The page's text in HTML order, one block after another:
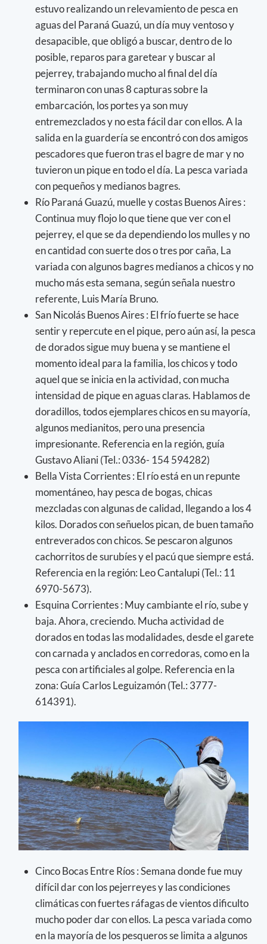
estuvo realizando un relevamiento de pesca en
aguas del Paraná Guazú, un día muy ventoso y
desapacible, que obligó a buscar, dentro de lo
posible, reparos para garetear y buscar al
pejerrey, trabajando mucho al final del día
terminaron con unas 8 capturas sobre la
embarcación, los portes ya son muy
entremezclados y no esta fácil dar con ellos. A la
salida en la guardería se encontró con dos amigos
pescadores que fueron tras el bagre de mar y no
tuvieron un pique en todo el día. La pesca variada
con pequeños y medianos bagres.
Río Paraná Guazú, muelle y costas Buenos Aires :
Continua muy flojo lo que tiene que ver con el
pejerrey, el que se da dependiendo los mulles y no
en cantidad con suerte dos o tres por caña, La
variada con algunos bagres medianos a chicos y no
mucho más esta semana, según señala nuestro
referente, Luis María Bruno.
San Nicolás Buenos Aires : El frío fuerte se hace
sentir y repercute en el pique, pero aún así, la pesca
de dorados sigue muy buena y se mantiene el
momento ideal para la familia, los chicos y todo
aquel que se inicia en la actividad, con mucha
intensidad de pique en aguas claras. Hablamos de
doradillos, todos ejemplares chicos en su mayoría,
algunos medianitos, pero una presencia
impresionante. Referencia en la región, guía
Gustavo Aliani (Tel.: 0336- 154 594282)
Bella Vista Corrientes : El río está en un repunte
momentáneo, hay pesca de bogas, chicas
mezcladas con algunas de calidad, llegando a los 4
kilos. Dorados con señuelos pican, de buen tamaño
entreverados con chicos. Se pescaron algunos
cachorritos de surubíes y el pacú que siempre está.
Referencia en la región: Leo Cantalupi (Tel.: 11
6970-5673).
Esquina Corrientes : Muy cambiante el río, sube y
baja. Ahora, creciendo. Mucha actividad de
dorados en todas las modalidades, desde el garete
con carnada y anclados en corredoras, como en la
pesca con artificiales al golpe. Referencia en la
zona: Guía Carlos Leguizamón (Tel.: 3777-
614391).
Cinco Bocas Entre Ríos : Semana donde fue muy
difícil dar con los pejerreyes y las condiciones
climáticas con fuertes ráfagas de vientos dificulto
mucho poder dar con ellos. La pesca variada como
en la mayoría de los pesqueros se limita a algunos